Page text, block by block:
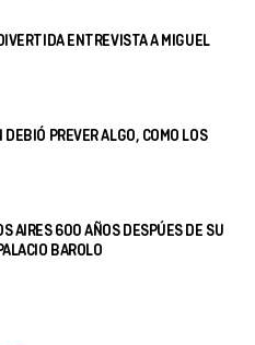
ENTREVISTA A MIGUEL
PREVER ALGO, COMO LOS
AIRES 600 AÑOS DESPÚES DE SU
BAROLO